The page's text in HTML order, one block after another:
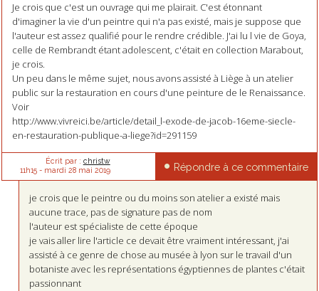
Je crois que c'est un ouvrage qui me plairait. C'est étonnant
d'imaginer la vie d'un peintre qui n'a pas existé, mais je suppose que
l'auteur est assez qualifié pour le rendre crédible. J'ai lu l vie de Goya,
celle de Rembrandt étant adolescent, c'était en collection Marabout,
je crois.
Un peu dans le même sujet, nous avons assisté à Liège à un atelier
public sur la restauration en cours d'une peinture de le Renaissance.
Voir
http://www.vivreici.be/article/detail_l-exode-de-jacob-16eme-siecle-
en-restauration-publique-a-liege?id=291159
Écrit par : christw
11h15- mardi 28 mai 2019 Répondre à ce commentaire
je crois que le peintre ou du moins son atelier a existé mais
aucune trace, pas de signature pas de nom
l'auteur est spécialiste de cette époque
je vais aller lire l'article ce devait être vraiment intéressant, j'ai
assisté à ce genre de chose au musée à lyon sur le travail d'un
botaniste avec les représentations égyptiennes de plantes c'était
passionnant